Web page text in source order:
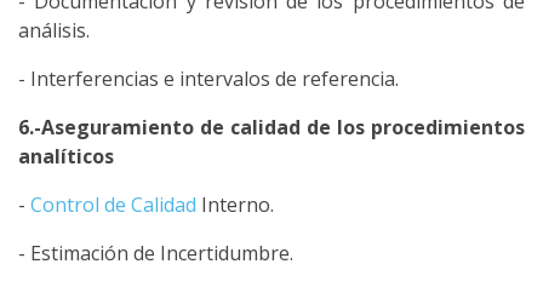
análisis.
- Interferencias e intervalos de referencia.
6.-Aseguramiento de calidad de los procedimientos
analíticos
- Control de Calidad Interno.
- Estimación de Incertidumbre.